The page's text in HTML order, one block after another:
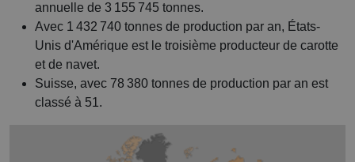
annuelle de 3 155 745 tonnes.
Avec 1 432 740 tonnes de production par an, États-
Unis d'Amérique est le troisième producteur de carotte
et de navet.
Suisse, avec 78 380 tonnes de production par an est
classé à 51.